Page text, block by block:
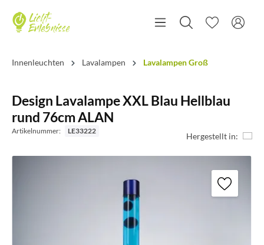
Innenleuchten Lavalampen Lavalampen Groß
Design Lavalampe XXL Blau Hellblau
rund 76cm ALAN
Artikelnummer: LE33222 Hergestellt in: